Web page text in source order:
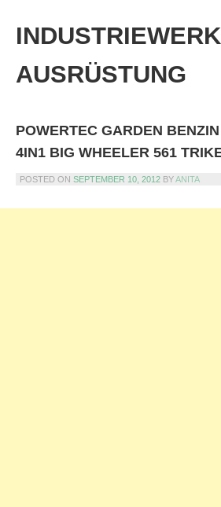
content
AUSRÜSTUNG
POWERTEC GARDEN
4IN1 BIG WHEELER 561
POSTED ON SEPTEMBER 10, 2012 BYANITA